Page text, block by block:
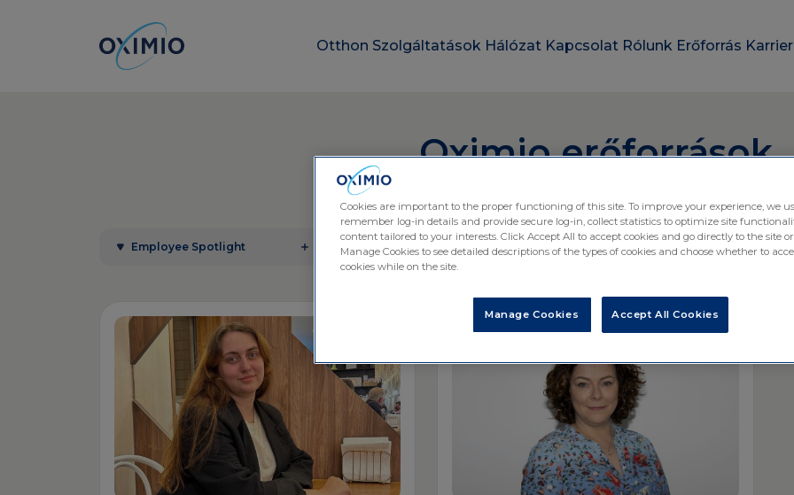
Otthon Szolgáltatások Hálózat Kapcsolat Rólunk Erőforrás
Oximio erőforrások
Employee Spotlight
Cookies are important to the proper functioning of this site. To improve your experience, we
remember log-in details and provide secure log-in, collect statistics to optimize site
content tailored to your interests. Click Accept All to accept cookies and go directly to the site
Manage Cookies to see detailed descriptions of the types of cookies and choose whether to
cookies while on the site.
Accept All Cookies
Manage Cookies